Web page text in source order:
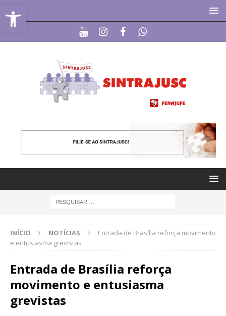
Abrir a barra de ferramentas
INÍCIO NOTÍCIAS
Entrada de Brasília reforça movimento
e entusiasma grevistas
Entrada de Brasília reforça
movimento e entusiasma
grevistas